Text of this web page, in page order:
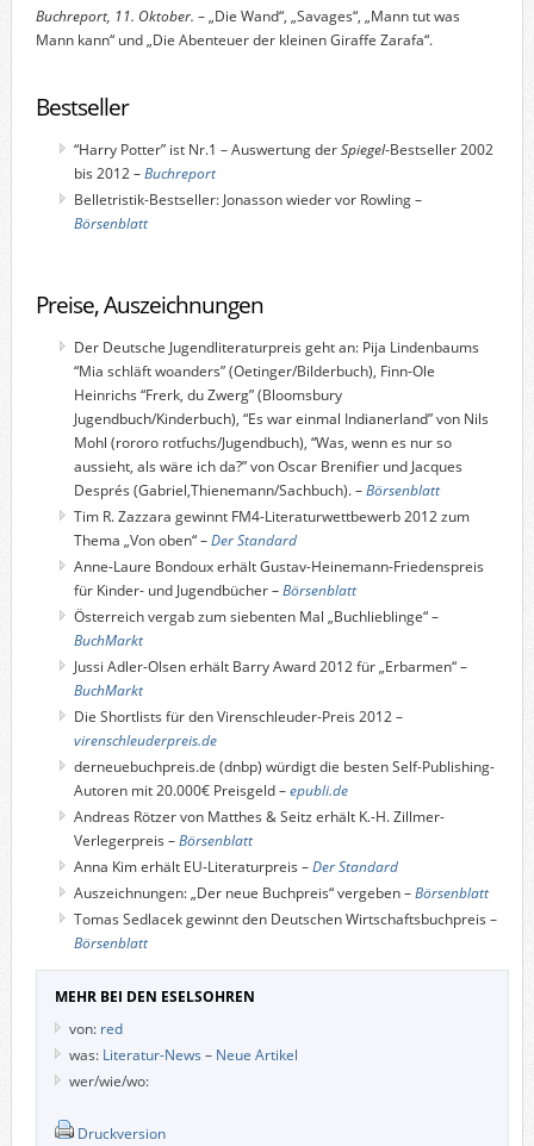
Buchreport, 11. Oktober. – „Die Wand“, „Savages“, „Mann tut was
Mann kann“ und „Die Abenteuer der kleinen Giraffe Zarafa“.
Bestseller
“Harry Potter” ist Nr.1 – Auswertung derSpiegel-Bestseller 2002
bis 2012 –Buchreport
Belletristik-Bestseller: Jonasson wieder vor Rowling –
Börsenblatt
Preise, Auszeichnungen
Der Deutsche Jugendliteraturpreis geht an: Pija Lindenbaums
“Mia schläft woanders” (Oetinger/Bilderbuch), Finn-Ole
Heinrichs “Frerk, du Zwerg” (Bloomsbury
Jugendbuch/Kinderbuch), “Es war einmal Indianerland” von Nils
Mohl (rororo rotfuchs/Jugendbuch), “Was, wenn es nur so
aussieht, als wäre ich da?” von Oscar Brenifier und Jacques
Després (Gabriel,Thienemann/Sachbuch). –Börsenblatt
Tim R. Zazzara gewinnt FM4-Literaturwettbewerb 2012 zum
Thema „Von oben“ –Der Standard
Anne-Laure Bondoux erhält Gustav-Heinemann-Friedenspreis
für Kinder- und Jugendbücher –Börsenblatt
Österreich vergab zum siebenten Mal „Buchlieblinge“ –
BuchMarkt
Jussi Adler-Olsen erhält Barry Award 2012 für „Erbarmen“ –
BuchMarkt
Die Shortlists für den Virenschleuder-Preis 2012 –
virenschleuderpreis.de
derneuebuchpreis.de (dnbp) würdigt die besten Self-Publishing-
Autoren mit 20.000€ Preisgeld –epubli.de
Andreas Rötzer von Matthes & Seitz erhält K.-H. Zillmer-
Verlegerpreis –Börsenblatt
Anna Kim erhält EU-Literaturpreis –Der Standard
Auszeichnungen: „Der neue Buchpreis“ vergeben –Börsenblatt
Tomas Sedlacek gewinnt den Deutschen Wirtschaftsbuchpreis –
Börsenblatt
MEHR BEI DEN ESELSOHREN
von: red
was: Literatur-News – Neue Artikel
wer/wie/wo:
Druckversion